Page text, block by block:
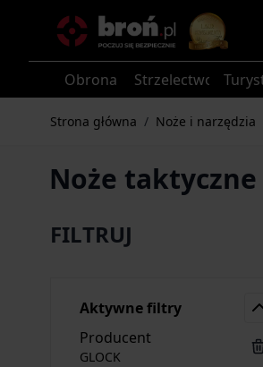
Obrona Strzelectwo
Strona główna / Noże i narzędzia
Noże taktyczne
FILTRUJ
Aktywne filtry
Producent
GLOCK